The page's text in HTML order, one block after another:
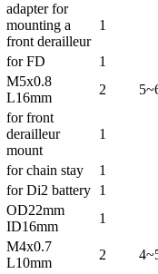
adapter for
mounting a
front derailleur
1
for FD
1
M5x0.8
L16mm
2
for front
derailleur
mount
1
for chain stay
1
for Di2 battery 1
OD22mm
ID16mm
1
M4x0.7
L10mm
2